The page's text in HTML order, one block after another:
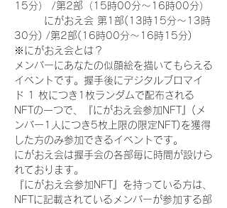
15分） /第2部（15時00分～16時00分）
にがおえ会 第1部(13時15分～13時
30分) /第2部(16時00分～16時15分)
※にがおえ会とは？
メンバーにあなたの似顔絵を描いてもらえる
イベントです。握手後にデジタルブロマイ
ド 1 枚につき1枚ランダムで配布される
NFTの一つで、『にがおえ会参加NFT』(メ
ンバー1人につき5枚上限の限定NFT)を獲得
した方のみ参加できるイベントです。
にがおえ会は握手会の各部毎に時間が設けら
れております。
『にがおえ会参加NFT』を持っている方は、
NFTに記載されているメンバーが参加する部